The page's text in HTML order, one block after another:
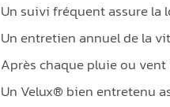
Un suivi fréquent assure la
Un entretien annuel de la
Après chaque pluie ou
Un Velux® bien entretenu